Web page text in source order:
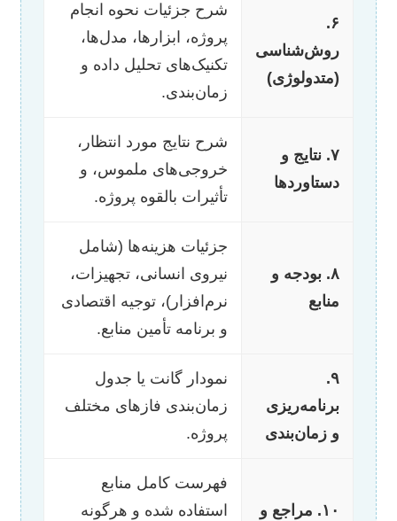
۶.
روش‌شناسی
(متدولوژی)
شرح جزئیات نحوه انجام
پروژه، ابزارها، مدل‌ها،
تکنیک‌های تحلیل داده و
زمان‌بندی.
۷. نتایج و
دستاوردها
شرح نتایج مورد انتظار،
خروجی‌های ملموس، و
تأثیرات بالقوه پروژه.
۸. بودجه و
منابع
جزئیات هزینه‌ها (شامل
نیروی انسانی، تجهیزات،
نرم‌افزار)، توجیه اقتصادی
و برنامه تأمین منابع.
۹.
برنامه‌ریزی
و زمان‌بندی
نمودار گانت یا جدول
زمان‌بندی فازهای مختلف
پروژه.
۱۰. مراجع و
فهرست کامل منابع
استفاده شده و هرگونه